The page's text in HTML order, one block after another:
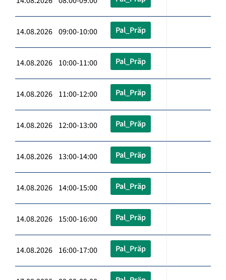
14.08.2026 09:00-10:00 Pal_Präp
14.08.2026 10:00-11:00 Pal_Präp
14.08.2026 11:00-12:00 Pal_Präp
14.08.2026 12:00-13:00 Pal_Präp
14.08.2026 13:00-14:00 Pal_Präp
14.08.2026 14:00-15:00 Pal_Präp
14.08.2026 15:00-16:00 Pal_Präp
14.08.2026 16:00-17:00 Pal_Präp